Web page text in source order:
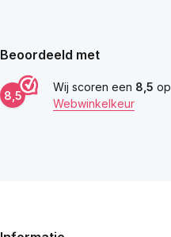
Beoordeeld met
8,5
Wij scoren een 8,5 op
Webwinkelkeur